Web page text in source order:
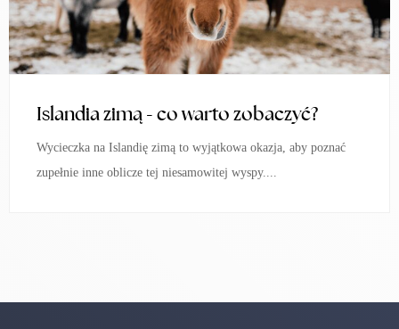
Islandia zimą - co warto zobaczyć?
Wycieczka na Islandię zimą to wyjątkowa okazja, aby poznać
zupełnie inne oblicze tej niesamowitej wyspy....